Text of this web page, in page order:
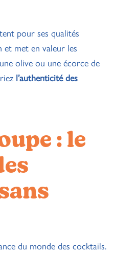
pour ses qualités
et met en valeur les
olive ou une écorce de
l’authenticité des
: le
du monde des cocktails.